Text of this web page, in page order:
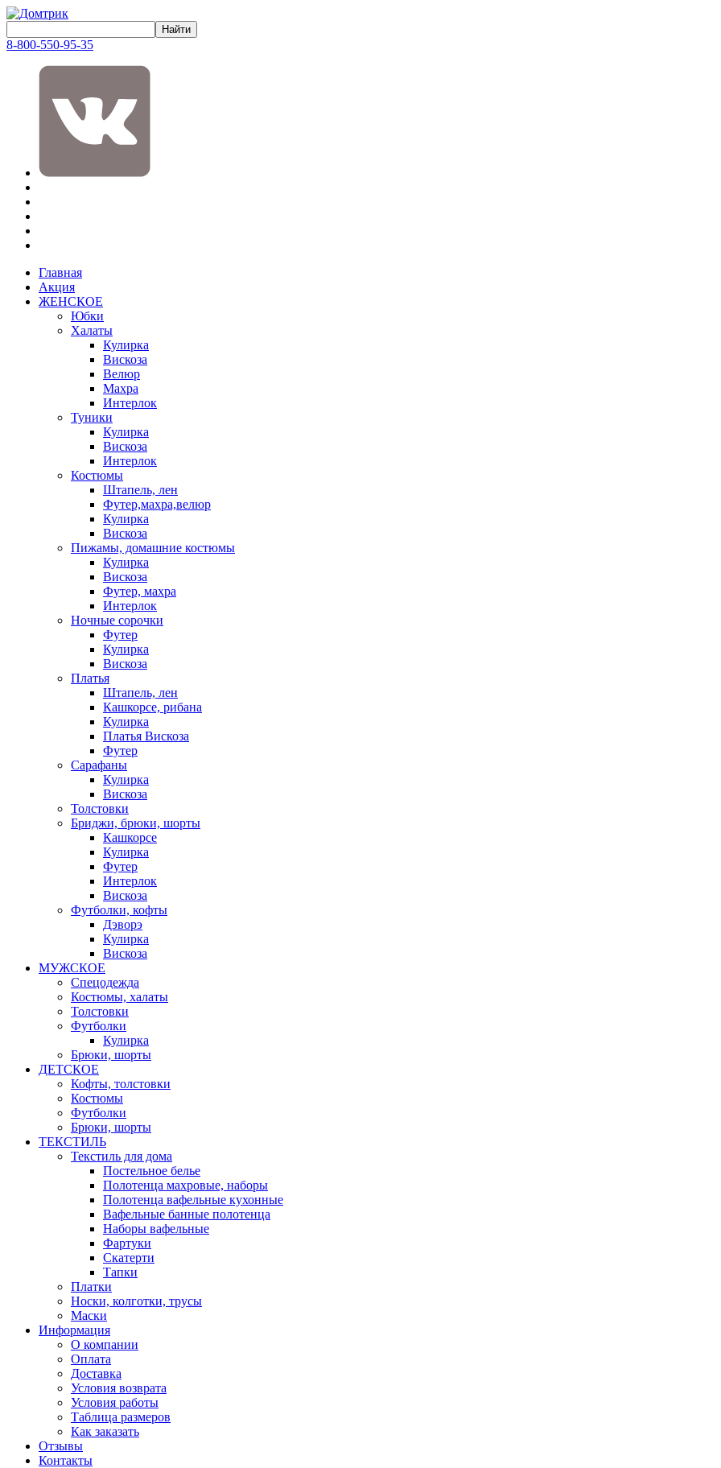
8-800-550-95-35
Главная
Акция
ЖЕНСКОЕ
Юбки
Халаты
Кулирка
Вискоза
Велюр
Махра
Интерлок
Туники
Кулирка
Вискоза
Интерлок
Костюмы
Штапель, лен
Футер,махра,велюр
Кулирка
Вискоза
Пижамы, домашние костюмы
Кулирка
Вискоза
Футер, махра
Интерлок
Ночные сорочки
Футер
Кулирка
Вискоза
Платья
Штапель, лен
Кашкорсе, рибана
Кулирка
Платья Вискоза
Футер
Сарафаны
Кулирка
Вискоза
Толстовки
Бриджи, брюки, шорты
Кашкорсе
Кулирка
Футер
Интерлок
Вискоза
Футболки, кофты
Дэворэ
Кулирка
Вискоза
МУЖСКОЕ
Спецодежда
Костюмы, халаты
Толстовки
Футболки
Кулирка
Брюки, шорты
ДЕТСКОЕ
Кофты, толстовки
Костюмы
Футболки
Брюки, шорты
ТЕКСТИЛЬ
Текстиль для дома
Постельное белье
Полотенца махровые, наборы
Полотенца вафельные кухонные
Вафельные банные полотенца
Наборы вафельные
Фартуки
Скатерти
Тапки
Платки
Носки, колготки, трусы
Маски
Информация
О компании
Оплата
Доставка
Условия возврата
Условия работы
Таблица размеров
Как заказать
Отзывы
Контакты